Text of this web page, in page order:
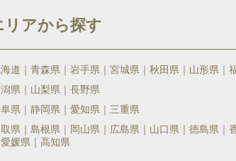
リアから探す
道 青森県 岩手県 宮城県 秋田県 山形県
県 山梨県 長野県
県 静岡県 愛知県 三重県
県 島根県 岡山県 広島県 山口県 徳島県
愛媛県
高知県